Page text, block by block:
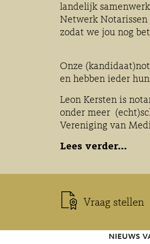
landelijk
Netwerk Notarissen
zodat we jou nog
Onze
en hebben ieder
Leon Kersten is
onder meer
Vereniging van
Lees verder...
Vraag stellen
nieuws